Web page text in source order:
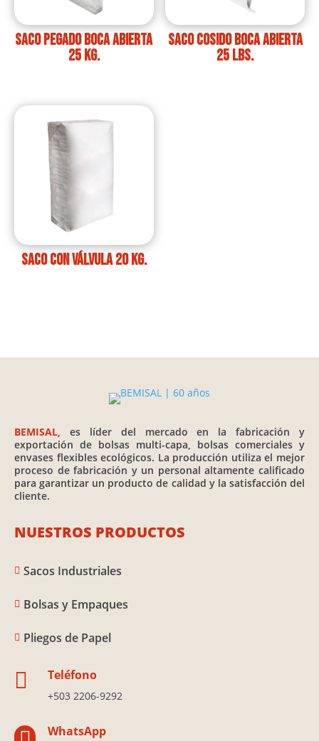
Saco pegado boca abierta
25 kg.
Saco cosido boca abierta
25 lbs.
Saco con válvula 20 kg.
BEMISAL , es líder del mercado en la fabricación y
exportación de bolsas multi-capa, bolsas comerciales y
envases flexibles ecológicos. La producción utiliza el mejor
proceso de fabricación y un personal altamente calificado
para garantizar un producto de calidad y la satisfacción del
cliente.
NUESTROS PRODUCTOS
 Sacos Industriales
 Bolsas y Empaques
 Pliegos de Papel
 Teléfono
+503 2206-9292
WhatsApp